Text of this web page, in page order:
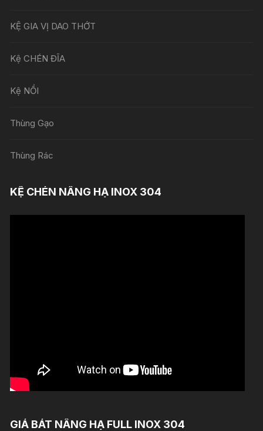
KỆ GIA VỊ DAO THỚT
Kệ CHÉN ĐĨA
Kệ NỒI
Thùng Gạo
Thùng Rác
KỆ CHÉN NÂNG HẠ INOX 304
GIÁ BÁT NÂNG HẠ FULL INOX 304